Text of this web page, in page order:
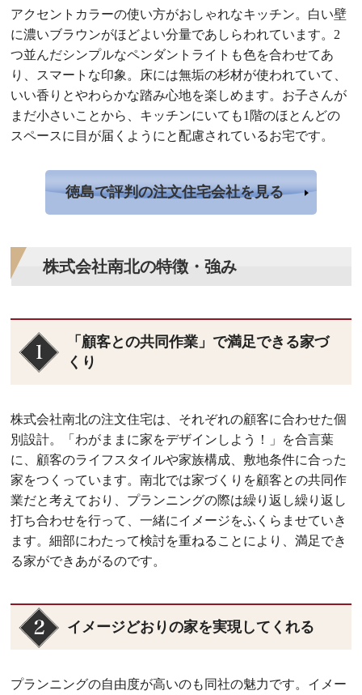
アクセントカラーの使い方がおしゃれなキッチン。白い壁
に濃いブラウンがほどよい分量であしらわれています。2
つ並んだシンプルなペンダントライトも色を合わせてあ
り、スマートな印象。床には無垢の杉材が使われていて、
いい香りとやわらかな踏み心地を楽しめます。お子さんが
まだ小さいことから、キッチンにいても1階のほとんどの
スペースに目が届くようにと配慮されているお宅です。
徳島で評判の注文住宅会社を見る
株式会社南北の特徴・強み
「顧客との共同作業」で満足できる家づ
くり
株式会社南北の注文住宅は、それぞれの顧客に合わせた個
別設計。「わがままに家をデザインしよう！」を合言葉
に、顧客のライフスタイルや家族構成、敷地条件に合った
家をつくっています。南北では家づくりを顧客との共同作
業だと考えており、プランニングの際は繰り返し繰り返し
打ち合わせを行って、一緒にイメージをふくらませていき
ます。細部にわたって検討を重ねることにより、満足でき
る家ができあがるのです。
イメージどおりの家を実現してくれる
プランニングの自由度が高いのも同社の魅力です。イメー